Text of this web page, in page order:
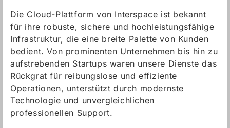
Die Cloud-Plattform von Interspace ist bekannt
für ihre robuste, sichere und hochleistungsfähige
Infrastruktur, die eine breite Palette von Kunden
bedient. Von prominenten Unternehmen bis hin zu
aufstrebenden Startups waren unsere Dienste das
Rückgrat für reibungslose und effiziente
Operationen, unterstützt durch modernste
Technologie und unvergleichlichen
professionellen Support.